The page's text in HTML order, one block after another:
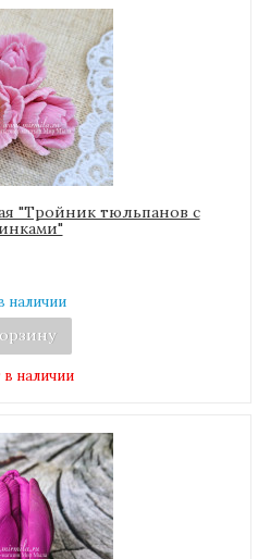
"Тройник тюльпанов с
наличии
наличии